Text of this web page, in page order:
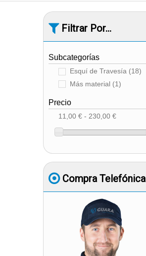
Filtrar Por...
Subcategorías
Esquí de Travesía (18)
Más material (1)
Precio
11,00 € - 230,00 €
Compra Telefónica